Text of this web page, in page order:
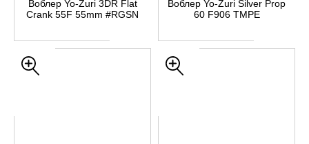
Воблер Yo-Zuri 3DR Flat
Crank 55F 55mm #RGSN
Воблер Yo-Zuri Silver Prop
60 F906 TMPE